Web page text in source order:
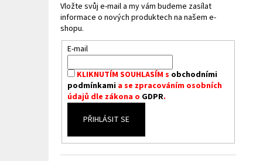
Vložte svůj e-mail a my vám budeme zasílat
informace o nových produktech na našem e-
shopu.
E-mail
KLIKNUTÍM SOUHLASÍM s obchodními
podmínkamia se zpracováním osobních
údajů dle zákona o GDPR.
PŘIHLÁSIT SE